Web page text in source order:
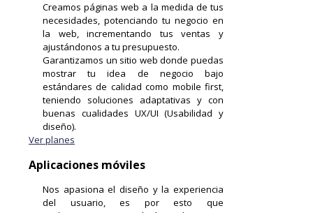
Creamos páginas web a la medida de tus
necesidades, potenciando tu negocio en
la web, incrementando tus ventas y
ajustándonos a tu presupuesto.
Garantizamos un sitio web donde puedas
mostrar tu idea de negocio bajo
estándares de calidad como mobile first,
teniendo soluciones adaptativas y con
buenas cualidades UX/UI (Usabilidad y
diseño).
Ver planes
Aplicaciones móviles
Nos apasiona el diseño y la experiencia
del usuario, es por esto que